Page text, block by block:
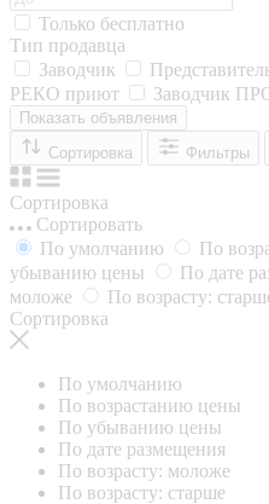
Только бесплатно
Тип продавца
Заводчик
РЕКО приют
Заводчик
Показать объявления
Сортировка
Фильтры
Сортировка
Сортировать
По умолчанию
По
убыванию цены
По дате
моложе
По возрасту:
Сортировка
По умолчанию
По возрастанию цены
По убыванию цены
По дате размещения
По возрасту: моложе
По возрасту: старше